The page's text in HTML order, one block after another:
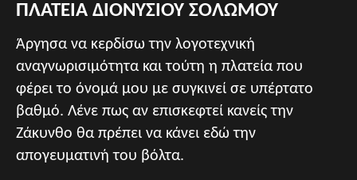
ΠΛΑΤΕΙΑ ΔΙΟΝΥΣΙΟΥ ΣΟΛΩΜΟΥ
Άργησα να κερδίσω την λογοτεχνική
αναγνωρισιμότητα και τούτη η πλατεία που
φέρει το όνομά μου με συγκινεί σε υπέρτατο
βαθμό. Λένε πως αν επισκεφτεί κανείς την
Ζάκυνθο θα πρέπει να κάνει εδώ την
απογευματινή του βόλτα.